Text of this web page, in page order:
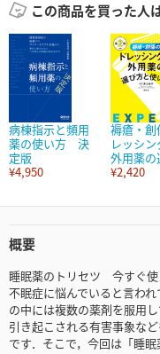
この商品を買った人
病棟指示と頻用
薬の使い方 決
定版
¥4,950
褥瘡・創
レッシン
外用薬の
¥2,420
概要
睡眠薬のトリセツ 今すぐ使
不眠症に悩んでいると言わ
の中には複数の薬剤を服用
引き起こされる有害事象な
です．そこで，今回は「睡